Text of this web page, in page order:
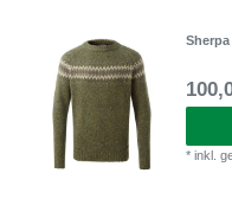
*inkl.